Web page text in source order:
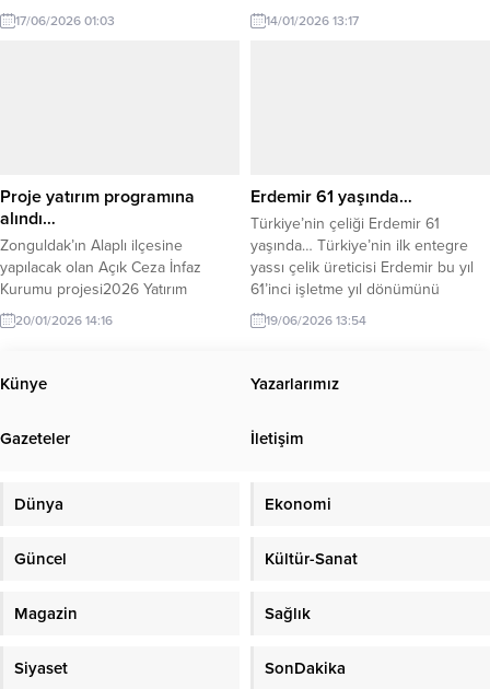
Erdoğan’ın imzasıyla yayımlanan
Kaymakamlar ve Vali Yardımcıları
17.06.2026 tarihli 2026/148 karar
numaralı Cumhurbaşkanı Kararı’nın
eki...
17/06/2026 01:03
çalıştırılacak. Karadeniz Ereğli
Cumhuriyet Başsavcılığı ile
protokol ile denetimli serbestlik
tedbiri altında bulunan hükümlüler,
Kaymakamlık bünyesinde uygun
birimlerde topluma faydalı
çalışmalar yürütmeleri...
14/01/2026 13:17
Proje yatırım programına
alındı…
Zonguldak’ın Alaplı ilçesine
yapılacak olan Açık Ceza İnfaz
Kurumu projesi2026 Yatırım
Programı’na alındı. AK Parti
Zonguldak Milletvekili Saffet
planlanan Açık Ceza İnfaz Kurumu
projesinin 2026 Yatırım Programı’na
uygulama çalışmalarının 4 Temmuz
yapım ihalesine yönelik
20/01/2026 14:16
Erdemir 61 yaşında…
Türkiye’nin çeliği Erdemir 61
yaşında… Türkiye’nin ilk entegre
yassı çelik üreticisi Erdemir bu yıl
61’inci işletme yıl dönümünü
kutluyor. Geçmişten günümüze
üretim yolculuğunda ülke
istihdamına güçlü katkılar sunan
vizyonuyla buluşturuyor. Küresel
günümüzde dünya...
19/06/2026 13:54
Künye Yazarlarımız
Gazeteler İletişim
Dünya Ekonomi
Güncel Kültür-Sanat
Magazin Sağlık
Siyaset SonDakika